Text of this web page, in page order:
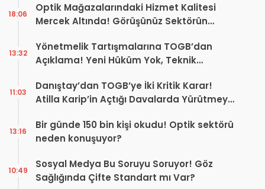
Optik Mağazalarındaki Hizmet Kalitesi
Mercek Altında! Görüşünüz Sektörün
18:06
Yönetmelik Tartışmalarına TOGB’dan
Açıklama! Yeni Hüküm Yok, Teknik
13:32
Danıştay’dan TOGB’ye İki Kritik Karar!
Atilla Karip’in Açtığı Davalarda Yürütmeyi
11:03
Bir günde 150 bin kişi okudu! Optik sektörü
neden konuşuyor?
13:16
Sosyal Medya Bu Soruyu Soruyor! Göz
Sağlığında Çifte Standart mı Var?
10:49